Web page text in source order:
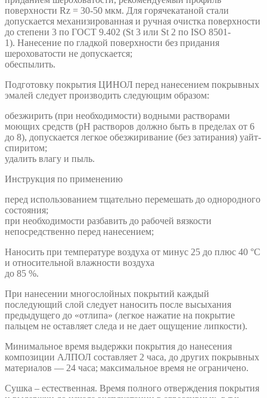
поверхности Rz = 30-50 мкм. Для горячекатаной стали
допускается механизированная и ручная очистка поверхности
до степени 3 по ГОСТ 9.402 (St 3 или St 2 по ISО 8501-
1). Нанесение по гладкой поверхности без придания
шероховатости не допускается;
обеспылить.
Подготовку покрытия ЦИНОЛ перед нанесением покрывных
эмалей следует производить следующим образом:
обезжирить (при необходимости) водными растворами
моющих средств (рН растворов должно быть в пределах от 6
до 8), допускается легкое обезжиривание (без затирания) уайт-
спиритом;
удалить влагу и пыль.
Инструкция по применению
перед использованием тщательно перемешать до однородного
состояния;
при необходимости разбавить до рабочей вязкости
непосредственно перед нанесением;
Наносить при температуре воздуха от минус 25 до плюс 40 °С
и относительной влажности воздуха
до 85 %.
При нанесении многослойных покрытий каждый
последующий слой следует наносить после высыхания
предыдущего до «отлипа» (легкое нажатие на покрытие
пальцем не оставляет следа и не дает ощущение липкости).
Минимальное время выдержки покрытия до нанесения
композиции АЛПОЛ составляет 2 часа, до других покрывных
материалов — 24 часа; максимальное время не ограничено.
Сушка – естественная. Время полного отверждения покрытия